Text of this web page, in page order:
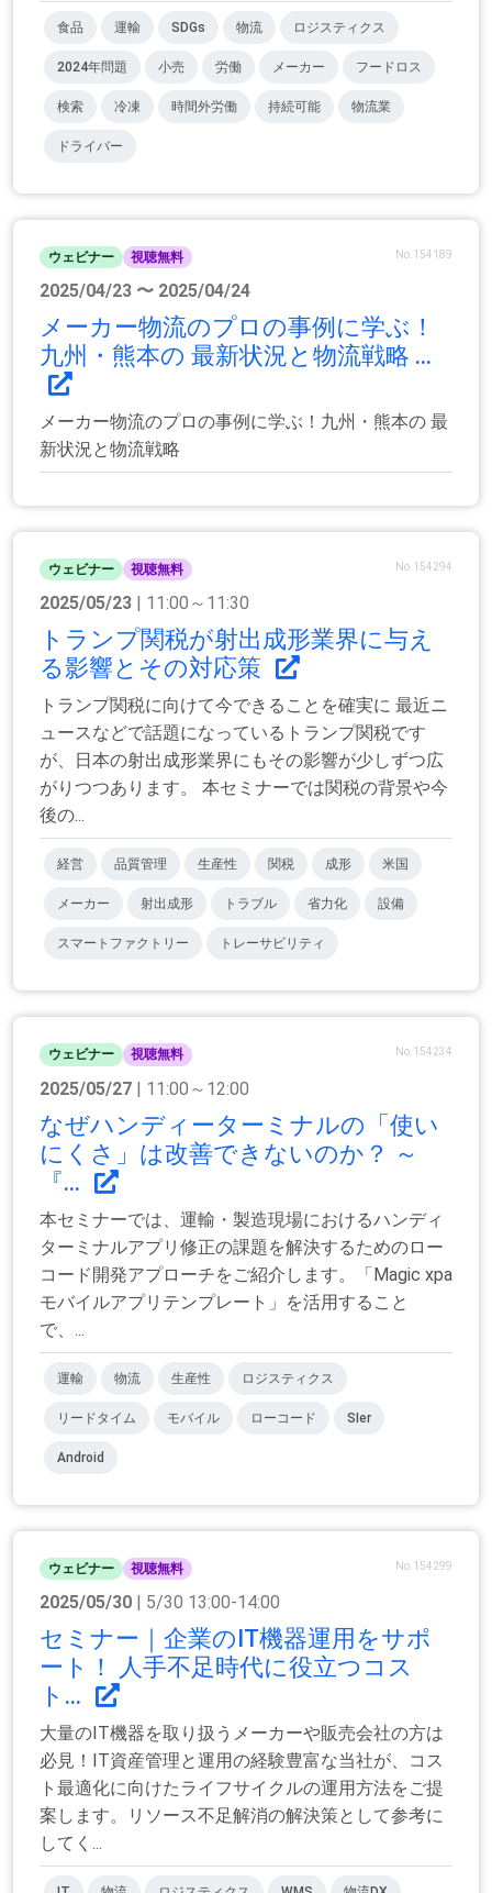
食品 運輸 SDGs 物流 ロジスティクス
2024年問題 小売 労働 メーカー フードロス
検索 冷凍 時間外労働 持続可能 物流業
ドライバー
ウェビナー 視聴無料 No.154189
2025/04/23 〜 2025/04/24
メーカー物流のプロの事例に学ぶ！
九州・熊本の 最新状況と物流戦略 ...
メーカー物流のプロの事例に学ぶ！九州・熊本の 最
新状況と物流戦略
ウェビナー 視聴無料 No.154294
2025/05/23 | 11:00～11:30
トランプ関税が射出成形業界に与え
る影響とその対応策
トランプ関税に向けて今できることを確実に 最近ニ
ュースなどで話題になっているトランプ関税です
が、日本の射出成形業界にもその影響が少しずつ広
がりつつあります。 本セミナーでは関税の背景や今
後の...
経営 品質管理 生産性 関税 成形 米国
メーカー 射出成形 トラブル 省力化 設備
スマートファクトリー トレーサビリティ
ウェビナー 視聴無料 No.154234
2025/05/27 | 11:00～12:00
なぜハンディーターミナルの「使い
にくさ」は改善できないのか？ ～
『...
本セミナーでは、運輸・製造現場におけるハンディ
ターミナルアプリ修正の課題を解決するためのロー
コード開発アプローチをご紹介します。「Magic xpa
モバイルアプリテンプレート」を活用すること
で、...
運輸 物流 生産性 ロジスティクス
リードタイム モバイル ローコード SIer
Android
ウェビナー 視聴無料 No.154299
2025/05/30 | 5/30 13:00-14:00
セミナー｜企業のIT機器運用をサポ
ート！ 人手不足時代に役立つコス
ト...
大量のIT機器を取り扱うメーカーや販売会社の方は
必見！IT資産管理と運用の経験豊富な当社が、コス
ト最適化に向けたライフサイクルの運用方法をご提
案します。リソース不足解消の解決策として参考に
してく...